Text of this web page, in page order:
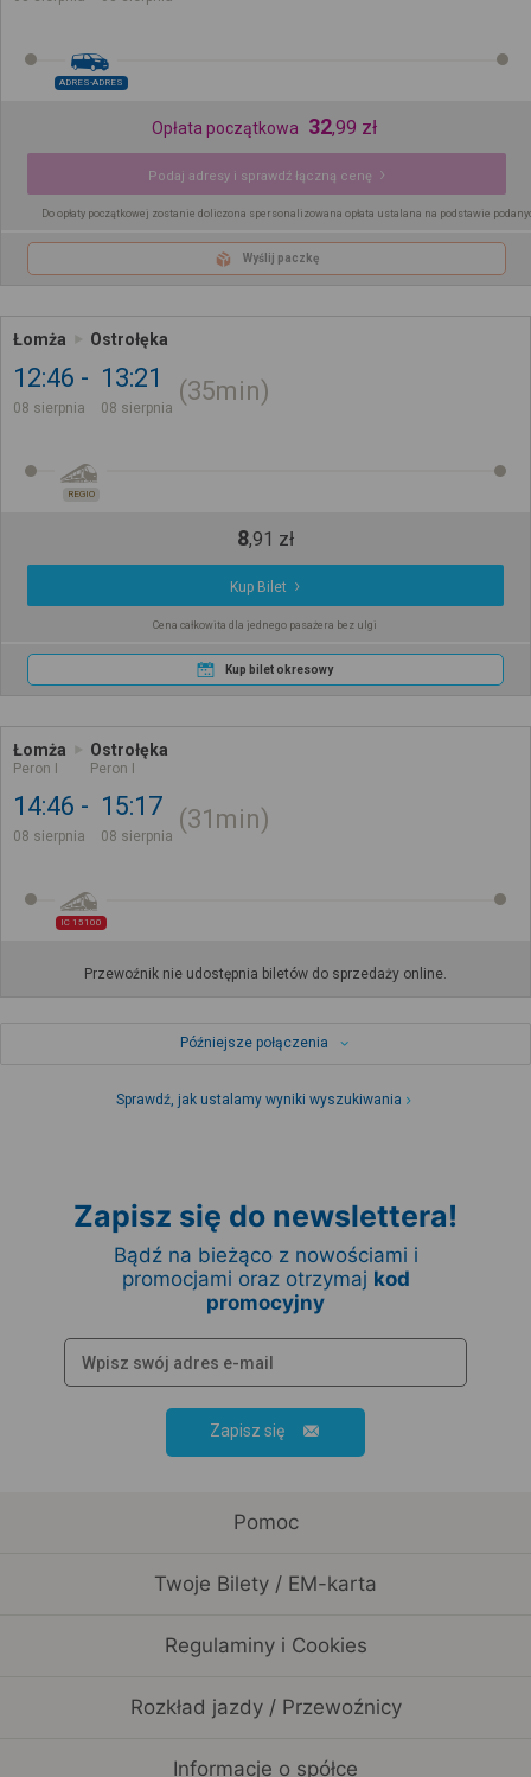
ADRES-ADRES
Opłata początkowa 32,99 zł
Podaj adresy i sprawdź łączną cenę
Do opłaty początkowej zostanie doliczona spersonalizowana opłata ustalana na podstawie
Wyślij paczkę
Łomża Ostrołęka
12:46
08 sierpnia
13:21
08 sierpnia
35min
REGIO
8,91 zł
Kup Bilet
Cena całkowita dla jednego pasażera bez ulgi
Kup bilet okresowy
Łomża
Peron I
Ostrołęka
Peron I
14:46
08 sierpnia
15:17
08 sierpnia
31min
IC 15100
Przewoźnik nie udostępnia biletów do sprzedaży online.
Późniejsze połączenia
Sprawdź, jak ustalamy wyniki wyszukiwania
Zapisz się do newslettera!
Bądź na bieżąco z nowościami i
promocjami oraz otrzymaj kod
promocyjny
Zapisz się
Pomoc
Twoje Bilety / EM-karta
Regulaminy i Cookies
Rozkład jazdy / Przewoźnicy
Informacje o spółce